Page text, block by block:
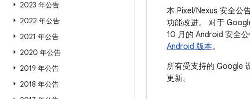
2023 年公告
2022 年公告
2021 年公告
2020 年公告
2019 年公告
2018 年公告
本 Pixel/Nexus 安全公
功能改进。 对于
10 月的 Android 安全
Android 版本。
所有受支持的 Google
更新。